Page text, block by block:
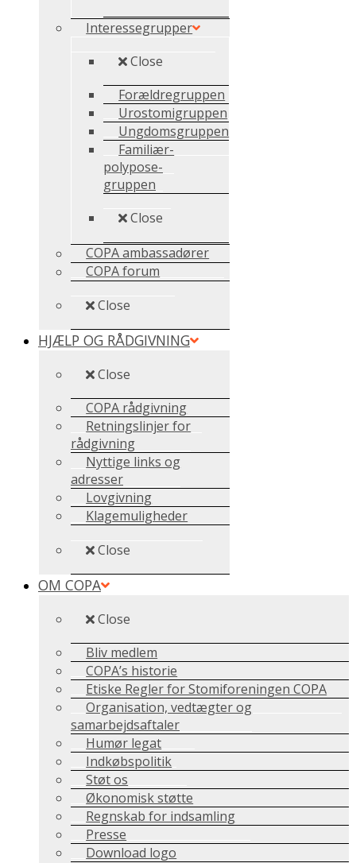
Interessegrupper
Close
Forældregruppen
Urostomigruppen
Ungdomsgruppen
Familiær-
polypose-
gruppen
Close
COPA ambassadører
COPA forum
Close
HJÆLP OG RÅDGIVNING
Close
COPA rådgivning
Retningslinjer for
rådgivning
Nyttige links og
adresser
Lovgivning
Klagemuligheder
Close
OM COPA
Close
Bliv medlem
COPA’s historie
Etiske Regler for Stomiforeningen COPA
Organisation, vedtægter og
samarbejdsaftaler
Humør legat
Indkøbspolitik
Støt os
Økonomisk støtte
Regnskab for indsamling
Presse
Download logo